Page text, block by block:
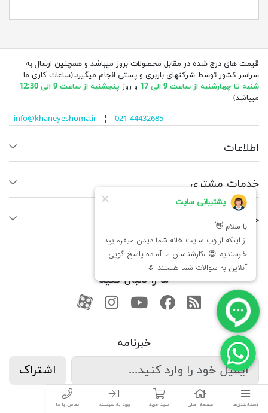
دسته‌بندی‌ها صفحه اصلی سبد خرید ورود به سیستم تماس با ما
قیمت های درج شده در مقابل محصولات بروز میباشد و همچنین ارسال به
سراسر کشور توسط شرکتهای باربری و پستی انجام میگیرد.(ساعات کاری ما
شنبه تا چهارشنبه از ساعت 9 الی 17
و روز پنجشنبه از ساعت 9 الی 12:30
میباشد)
info@khaneyeshoma.ir¦ 021-44432685
اطلاعات
خدمات مشتری
حساب کاربری شما
ما را دنبال کنید
RSSفیسبوکیوتیوبکانال آپارات
کانال آپارات
خبرنامه
اشتراک